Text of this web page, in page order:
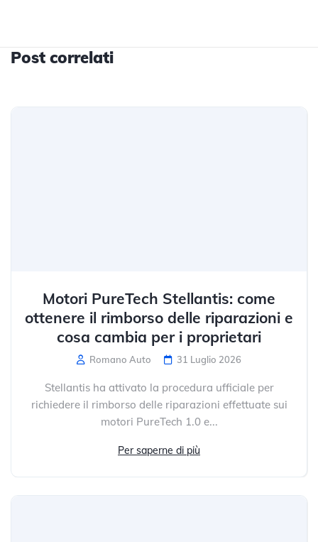
Post correlati
Motori PureTech Stellantis: come
ottenere il rimborso delle riparazioni e
cosa cambia per i proprietari
Romano Auto 31 Luglio 2026
Stellantis ha attivato la procedura ufficiale per
richiedere il rimborso delle riparazioni effettuate sui
motori PureTech 1.0 e...
Per saperne di più